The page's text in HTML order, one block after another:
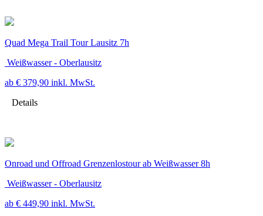
Quad Mega Trail Tour Lausitz 7h
Weißwasser - Oberlausitz
ab € 379,90 inkl. MwSt.
Details
Onroad und Offroad Grenzenlostour ab Weißwasser 8h
Weißwasser - Oberlausitz
ab € 449,90 inkl. MwSt.